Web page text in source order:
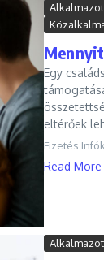
Egy
eltérőek
Fizetés Infók
Read More